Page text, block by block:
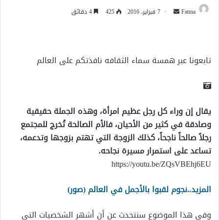
Fatma
أرسل 7 فبراير، 2016 425
تابعونا عبر همسة سماء الثقافه نافذتكم على العالم
يقال إن وراء كل رجل عظيم امرأة، وهذه الجملة حقيقية
وصادقة في كثير من الأحيان، فالأم الصالحة تُخرج للمجتمع
رجلاً صالحاً ناجحاً، كذلك الزوجة التي تهتم بزوجها وتدعمه،
تساعد على استمرار مسيرة نجاحه.
https://youtu.be/ZQsVBEhj6EU
المزيد..نجوم لقبوا بالأجمل في العالم (صور)
وفي هذا الموضوع سنتحدث عن أن أشهر الشخصيات التي